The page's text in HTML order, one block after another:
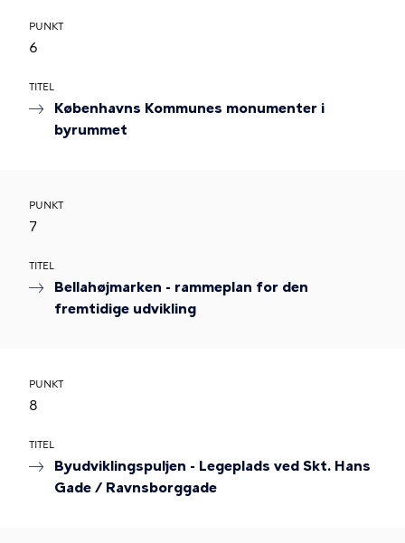
PUNKT
6
TITEL
Københavns Kommunes monumenter i
byrummet
PUNKT
7
TITEL
Bellahøjmarken - rammeplan for den
fremtidige udvikling
PUNKT
8
TITEL
Byudviklingspuljen - Legeplads ved Skt. Hans
Gade / Ravnsborggade